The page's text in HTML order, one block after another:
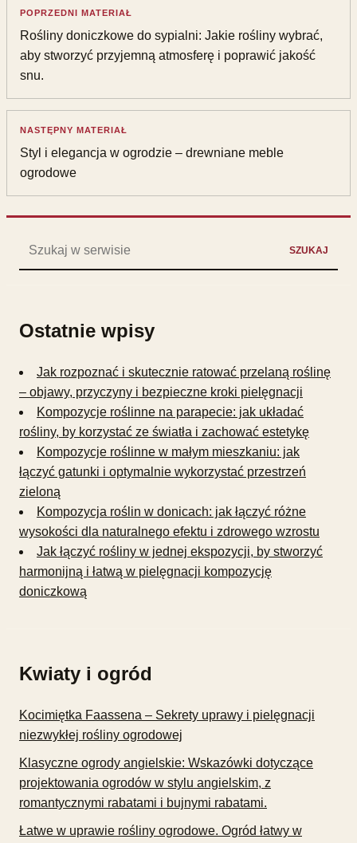
POPRZEDNI MATERIAŁ
Rośliny doniczkowe do sypialni: Jakie rośliny wybrać,
aby stworzyć przyjemną atmosferę i poprawić jakość
snu.
NASTĘPNY MATERIAŁ
Styl i elegancja w ogrodzie – drewniane meble
ogrodowe
SZUKAJ
Ostatnie wpisy
Jak rozpoznać i skutecznie ratować przelaną roślinę
– objawy, przyczyny i bezpieczne kroki pielęgnacji
Kompozycje roślinne na parapecie: jak układać
rośliny, by korzystać ze światła i zachować estetykę
Kompozycje roślinne w małym mieszkaniu: jak
łączyć gatunki i optymalnie wykorzystać przestrzeń
zieloną
Kompozycja roślin w donicach: jak łączyć różne
wysokości dla naturalnego efektu i zdrowego wzrostu
Jak łączyć rośliny w jednej ekspozycji, by stworzyć
harmonijną i łatwą w pielęgnacji kompozycję
doniczkową
Kwiaty i ogród
Kocimiętka Faassena – Sekrety uprawy i pielęgnacji
niezwykłej rośliny ogrodowej
Klasyczne ogrody angielskie: Wskazówki dotyczące
projektowania ogrodów w stylu angielskim, z
romantycznymi rabatami i bujnymi rabatami.
Łatwe w uprawie rośliny ogrodowe. Ogród łatwy w